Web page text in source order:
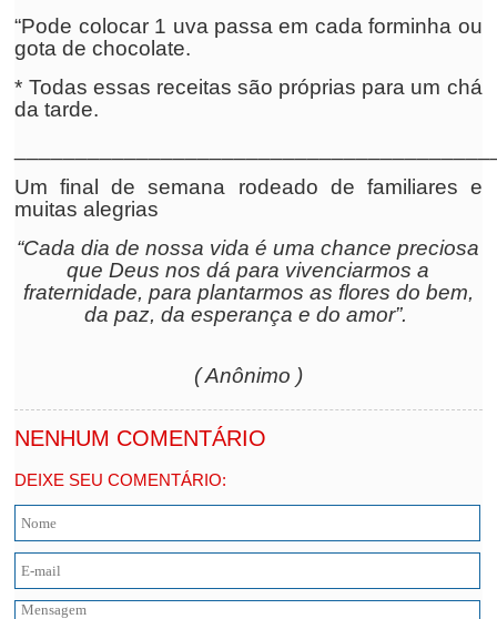
“Pode colocar 1 uva passa em cada forminha ou
gota de chocolate.
* Todas essas receitas são próprias para um chá
da tarde.
Um final de semana rodeado de familiares e
muitas alegrias
“Cada dia de nossa vida é uma chance preciosa
que Deus nos dá para vivenciarmos a
fraternidade, para plantarmos as flores do bem,
da paz, da esperança e do amor”.
( Anônimo )
NENHUM COMENTÁRIO
DEIXE SEU COMENTÁRIO: